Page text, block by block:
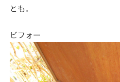
とも。
ビフォー